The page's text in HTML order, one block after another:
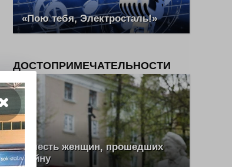
«Пою тебя, Электросталь!»
ДОСТОПРИМЕЧАТЕЛЬНОСТИ
В честь женщин, прошедших
войну